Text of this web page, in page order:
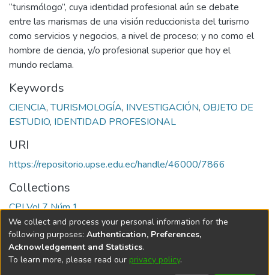
“turismólogo”, cuya identidad profesional aún se debate
entre las marismas de una visión reduccionista del turismo
como servicios y negocios, a nivel de proceso; y no como el
hombre de ciencia, y/o profesional superior que hoy el
mundo reclama.
Keywords
CIENCIA,TURISMOLOGÍA, INVESTIGACIÓN, OBJETO DE
ESTUDIO, IDENTIDAD PROFESIONAL
URI
https://repositorio.upse.edu.ec/handle/46000/7866
Collections
CPI Vol.7 Núm.1
Full item page
DSpace softwarecopyright © 2002-2026
We collect and process your personal information for the
following purposes: Authentication, Preferences,
Acknowledgement and Statistics.
To learn more, please read our privacy policy.